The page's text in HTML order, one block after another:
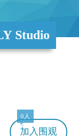
Studio
加入
0人
围观